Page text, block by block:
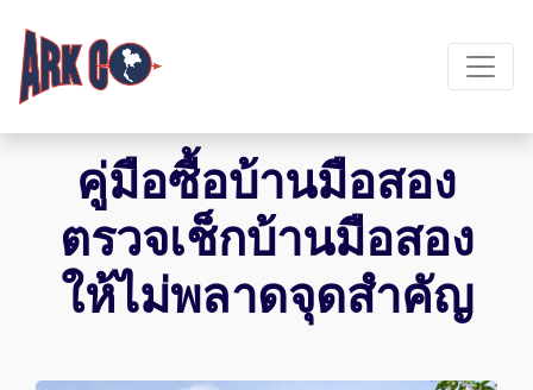
คู่มือซื้อบ้านมือสอง
ตรวจเช็กบ้านมือสอง
ให้ไม่พลาดจุดสำคัญ